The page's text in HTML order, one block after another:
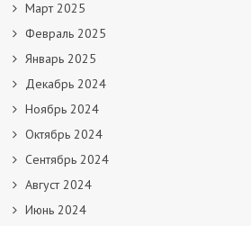
Март 2025
Февраль 2025
Январь 2025
Декабрь 2024
Ноябрь 2024
Октябрь 2024
Сентябрь 2024
Август 2024
Июнь 2024